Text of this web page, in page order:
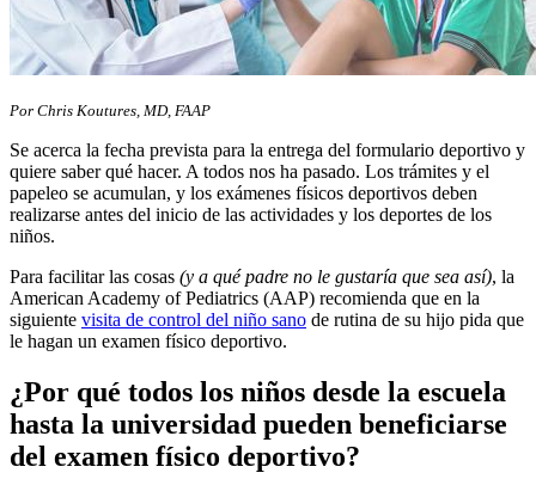
​Por Chris Koutures, MD, FAAP
Se acerca la fecha prevista para la entrega del formulario deportivo y
quiere saber qué hacer. A todos nos ha pasado. Los trámites y el
papeleo se acumulan, y los exámenes físicos deportivos deben
realizarse antes del inicio de las actividades y los deportes de los
niños.
Para facilitar las cosas (y a qué padre no le gustaría que sea así), la
American Academy of Pediatrics (AAP) recomienda que en la
siguiente visita de control del niño sano de rutina de su hijo pida que
le hagan un examen físico deportivo.
¿Por qué todos los niños desde la escuela
hasta la universidad pueden beneficiarse
del examen físico deportivo?